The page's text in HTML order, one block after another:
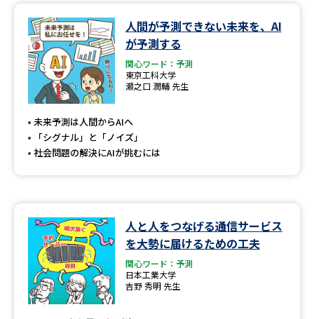
学問のミニ講義「夢ナビ講義」 学問分野解説
学問の教科書 夢ナビライブ
Ｑ＆Ａ よくあるご質問
テレメール
お支払いサイト
個人情報取扱規定
特定商取引表記
テレメール進学カタログ
訂正のご案内
人間が予測できない未来を、AI
が予測する
関心ワード：予測
東京工科大学
瀬之口 潤輔 先生
未来予測は人間からAIへ
「シグナル」と「ノイズ」
社会問題の解決にAIが挑むには
人と人をつなげる通信サービス
を大勢に届けるための工夫
関心ワード：予測
日本工業大学
吉野 秀明 先生